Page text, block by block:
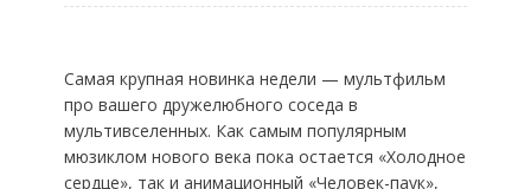
Самая крупная новинка недели — мультфильм
про вашего дружелюбного соседа в
мультивселенных. Как самым популярным
мюзиклом нового века пока остается «Холодное
сердце», так и анимационный «Человек-паук»,